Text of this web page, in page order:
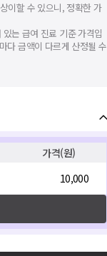
이할 수 있으니, 정확한 가
있는 급여 진료 기준 가격입
다 금액이 다르게 산정될 수
가격(원)
10,000